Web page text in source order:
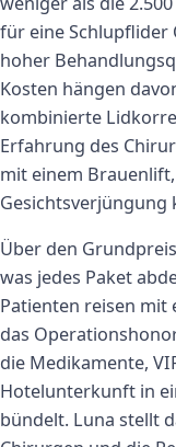
für eine Schlupflider
hoher
Kosten hängen
kombinierte
Erfahrung des
mit einem
Über den
was jedes Paket
Patienten reisen mit
das
die Medikamente,
Hotelunterkunft in
bündelt. Luna stellt